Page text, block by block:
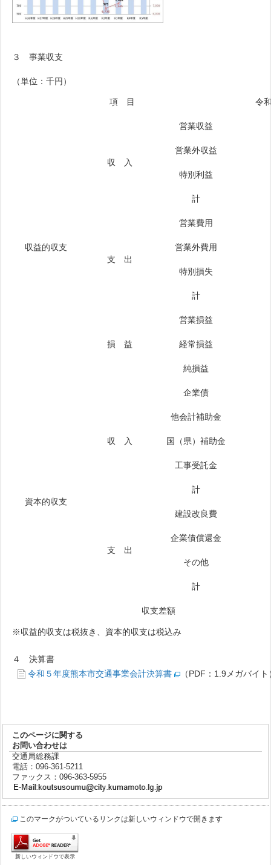
３ 事業収支
（単位：千円）
項 目 令
収益的収支
収 入
営業収益
営業外収益
特別利益
計
支 出
営業費用
営業外費用
特別損失
計
損 益
営業損益
経常損益
純損益
資本的収支
収 入
企業債
他会計補助金
国（県）補助金
工事受託金
計
支 出
建設改良費
企業債償還金
その他
計
収支差額
※収益的収支は税抜き、資本的収支は税込み
４ 決算書
令和５年度熊本市交通事業会計決算書
（PDF：1.9メガバイト
このページに関する
お問い合わせは
交通局総務課
電話：096-361-5211
ファックス：096-363-5955
このマークがついているリンクは新しいウィンドウで開きます
新しいウィンドウで表示